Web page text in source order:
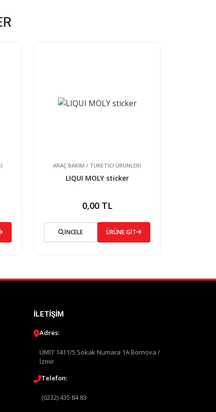
ARAÇ BAKIM / TÜKETİCİ ÜRÜNLERİ
LIQUI MOLY sticker
0,00 TL
İNCELE ÜRÜNE GİT
İLETIŞIM
Adres:
ÜMİT 1411/5 Sokak Numara 1A Bornova /
İzmir
Telefon:
(0232) 435 84 83